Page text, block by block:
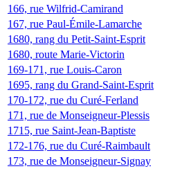
166, rue Wilfrid-Camirand
167, rue Paul-Émile-Lamarche
1680, rang du Petit-Saint-Esprit
1680, route Marie-Victorin
169-171, rue Louis-Caron
1695, rang du Grand-Saint-Esprit
170-172, rue du Curé-Ferland
171, rue de Monseigneur-Plessis
1715, rue Saint-Jean-Baptiste
172-176, rue du Curé-Raimbault
173, rue de Monseigneur-Signay